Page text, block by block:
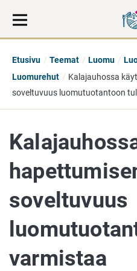
Etusivu Teemat Luomu
Luomurehut
Kalajauhossa
soveltuvuus luomutuotantoon
soveltuvuus
varmistaa